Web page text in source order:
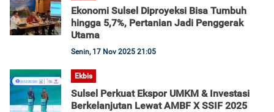
Ekonomi Sulsel Diproyeksi Bisa Tumbuh
hingga 5,7%, Pertanian Jadi Penggerak
Utama
Senin, 17 Nov 2025 21:05
Ekbis
Sulsel Perkuat Ekspor UMKM & Investasi
Berkelanjutan Lewat AMBF X SSIF 2025